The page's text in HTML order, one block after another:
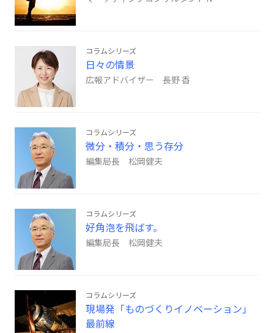
コラムシリーズ
日々の情景
広報アドバイザー 長野 香
コラムシリーズ
微分・積分・思う存分
編集局長 松岡健夫
コラムシリーズ
好角泡を飛ばす。
編集局長 松岡健夫
コラムシリーズ
現場発「ものづくりイノベーション」
最前線